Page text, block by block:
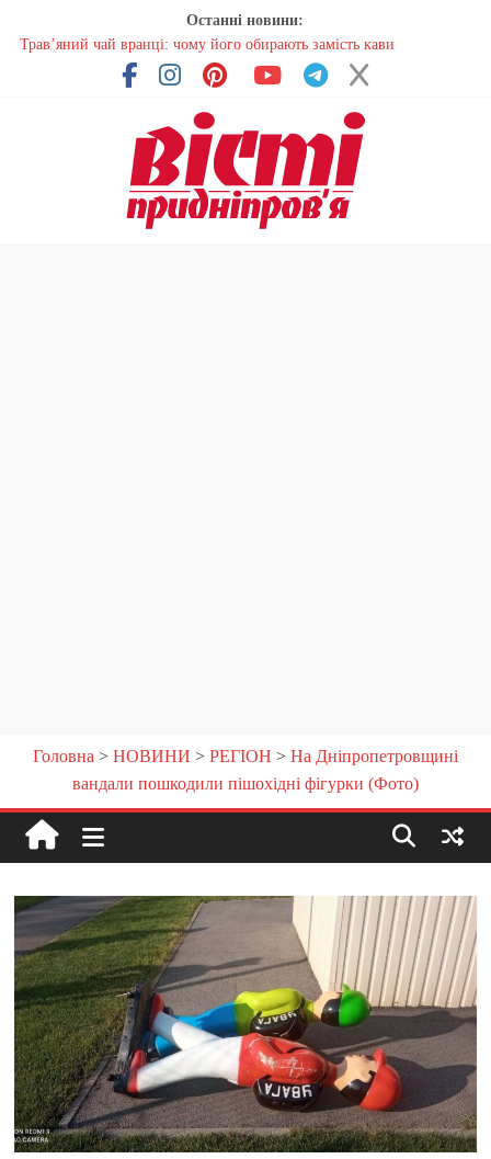
Останні новини:
В Україні змінили форму ветеринарних паспортів для домашніх
На Дніпропетровщині до суду передали резонансну справу
У Дніпропетровській області розпочалася осіння міграція птахів
На Дніпропетровщині вводять сезонну заборону на вилов річкових
Трав’яний чай вранці: чому його обирають замість кави
Головна > НОВИНИ > РЕГІОН > На Дніпропетровщині
вандали пошкодили пішохідні фігурки (Фото)